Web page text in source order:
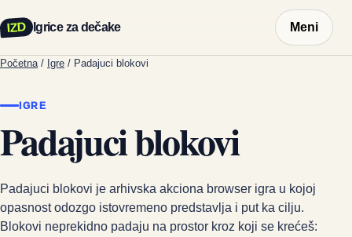
IZD Igrice za dečake Meni
Početna / Igre / Padajuci blokovi
IGRE
Padajuci blokovi
Padajuci blokovi je arhivska akciona browser igra u kojoj
opasnost odozgo istovremeno predstavlja i put ka cilju.
Blokovi neprekidno padaju na prostor kroz koji se krećeš: